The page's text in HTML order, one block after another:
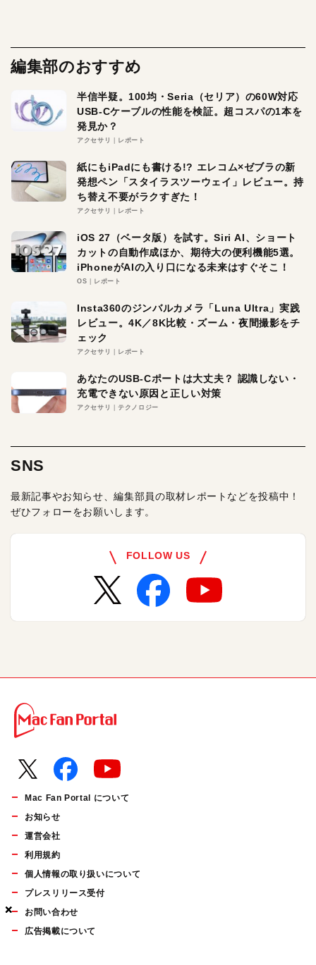
×
×
×
編集部のおすすめ
半信半疑。100均・Seria（セリア）の60W対応
USB-Cケーブルの性能を検証。超コスパの1本を
発見か？
アクセサリ レポート
紙にもiPadにも書ける!? エレコム×ゼブラの新
発想ペン「スタイラスツーウェイ」レビュー。持
ち替え不要がラクすぎた！
アクセサリ レポート
iOS 27（ベータ版）を試す。Siri AI、ショート
カットの自動作成ほか、期待大の便利機能5選。
iPhoneがAIの入り口になる未来はすぐそこ！
OS レポート
Insta360のジンバルカメラ「Luna Ultra」実践
レビュー。4K／8K比較・ズーム・夜間撮影をチ
ェック
アクセサリ レポート
あなたのUSB-Cポートは大丈夫？ 認識しない・
充電できない原因と正しい対策
アクセサリ テクノロジー
SNS
最新記事やお知らせ、編集部員の取材レポートなどを投稿中！
ぜひフォローをお願いします。
FOLLOW US
Mac Fan Portal について
お知らせ
運営会社
利用規約
個人情報の取り扱いについて
プレスリリース受付
お問い合わせ
広告掲載について